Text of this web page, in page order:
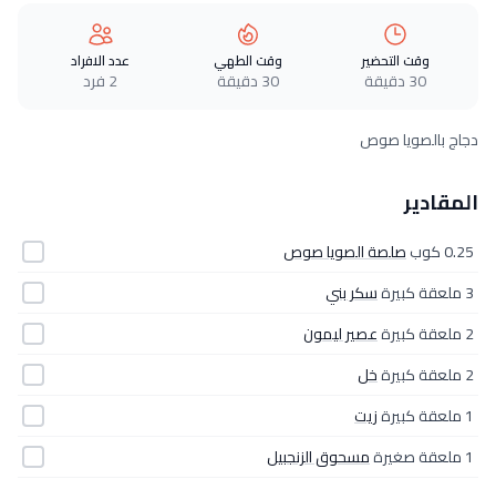
وقت التحضير
30 دقيقة
وقت الطهي
30 دقيقة
عدد الافراد
2 فرد
دجاج بالصويا صوص
المقادير
0.25 كوب
صلصة الصويا صوص
3 ملعقة كبيرة
سكر بني
2 ملعقة كبيرة
عصير ليمون
2 ملعقة كبيرة
خل
1 ملعقة كبيرة
زيت
1 ملعقة صغيرة
مسحوق الزنجبيل